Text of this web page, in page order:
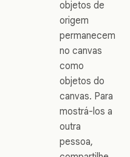
objetos de
origem
permanecem
no canvas
como
objetos do
canvas. Para
mostrá-los a
outra
pessoa,